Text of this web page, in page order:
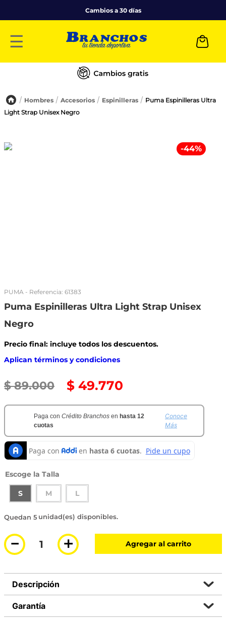
Cambios a 30 días
☰
Hombres Accesorios Espinilleras
Puma Espinilleras Ultra
Light Strap Unisex Negro
-44%
PUMA - Referencia: 61383
Puma Espinilleras Ultra Light Strap Unisex
Negro
Precio final: incluye todos los descuentos.
Aplican términos y condiciones
$ 89.000 $ 49.770
Paga con Crédito Branchos en hasta 12
cuotas
Conoce
Más
Talla
S M L
5 disponibles
＋
－ Agregar al carrito
Descripción
Garantía